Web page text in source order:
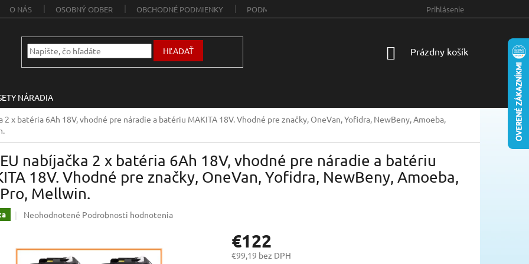
O NÁS OSOBNÝ ODBER OBCHODNÉ PODMIENKY PODMIENKY OCHRANY OSOBNÝCH ÚDAJOV Prihlásenie
HĽADAŤ
NÁKUPNÝ
Prázdny košík
NÁRADIA
2 x batéria 6Ah 18V, vhodné pre náradie a batériu MAKITA 18V. Vhodné pre značky, OneVan, Yofidra, NewBeny, Amoeba,
EU nabíjačka 2 x batéria 6Ah 18V, vhodné pre náradie a batériu
18V. Vhodné pre značky, OneVan, Yofidra, NewBeny, Amoeba,
Mellwin.
Priemerné
je
Neohodnotené Podrobnosti hodnotenia
€122
€99,19 bez DPH